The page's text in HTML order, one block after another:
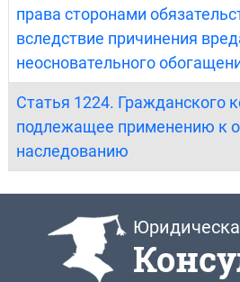
права сторонами
вследствие причинения
неосновательного
Статья 1224. Гражданского
подлежащее применению к
наследованию